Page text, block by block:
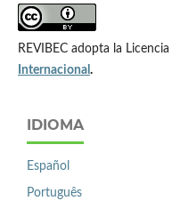
REVIBEC adopta la Licencia
Internacional .
IDIOMA
Español
Português